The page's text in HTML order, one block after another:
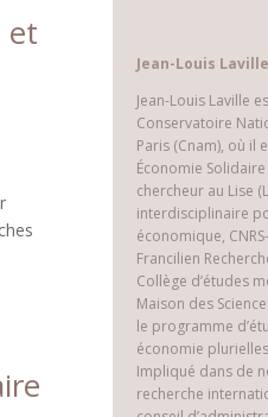
et
Jean-Louis Laville
Jean-Louis Laville
Conservatoire
Paris (Cnam), où il
Économie
chercheur au Lise
interdisciplinaire
économique,
Francilien
Collège d’études
Maison des
le programme
économie
Impliqué dans de
recherche